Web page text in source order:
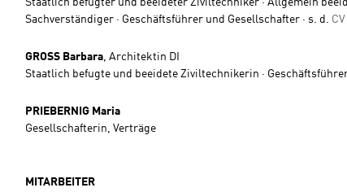
Staatlich befugter und beeideter Ziviltechniker · Allgemein
Sachverständiger · Geschäftsführer und Gesellschafter · s. d. CV
GROSS Barbara, Architektin DI
Staatlich befugte und beeidete Ziviltechnikerin ·
PRIEBERNIG Maria
Gesellschafterin, Verträge
MITARBEITER